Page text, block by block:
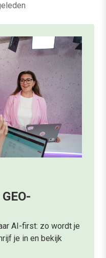
AI-first: zo wordt je
je in en bekijk